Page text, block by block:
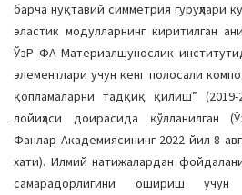
барча нуқтавий симметрия гуруҳлари
эластик модулларнинг киритилган
ЎзР ФА Материалшунослик
элементлари учун кенг полосали
қопламаларни тадқиқ қилиш” (2019-
лойиҳаси доирасида қўлланилган
Фанлар Академиясининг 2022 йил 8
хати). Илмий натижалардан
самарадорлигини ошириш учун